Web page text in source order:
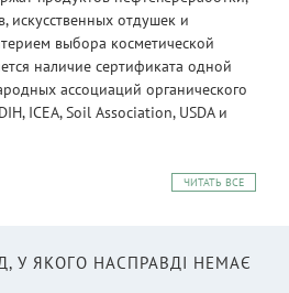
искусственных отдушек и
выбора косметической
наличие сертификата одной
ассоциаций органического
ICEA, Soil Association, USDA и
ЧИТАТЬ ВСЕ
У ЯКОГО НАСПРАВДІ НЕМАЄ